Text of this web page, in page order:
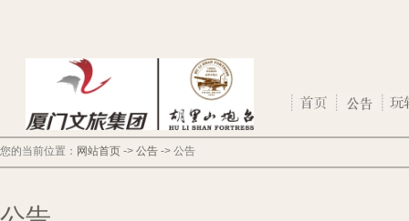
您的当前位置： 网站首页 -> 公告 -> 公告